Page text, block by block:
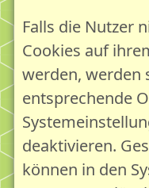
Falls die Nutzer
Cookies auf
werden, werden
entsprechende
deaktivieren.
können in den